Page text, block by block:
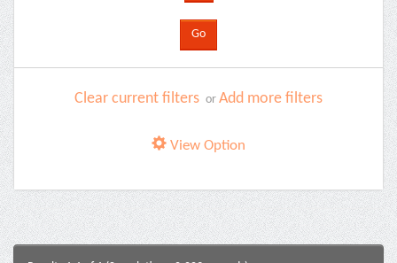
Clear current filters or Add more filters
View Option